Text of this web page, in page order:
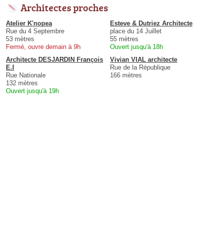
Architectes proches
Atelier K'nopea
Rue du 4 Septembre
53 mètres
Fermé, ouvre demain à 9h
Esteve & Dutriez Architecte
place du 14 Juillet
55 mètres
Ouvert jusqu'à 18h
Architecte DESJARDIN François
E.I
Rue Nationale
132 mètres
Ouvert jusqu'à 19h
Vivian VIAL architecte
Rue de la République
166 mètres